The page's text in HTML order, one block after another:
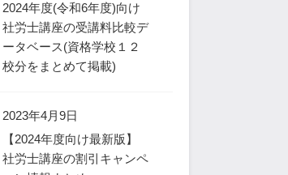
2024年度(令和6年度)向け
社労士講座の受講料比較デ
ータベース(資格学校１２
校分をまとめて掲載)
2023年4月9日
【2024年度向け最新版】
社労士講座の割引キャンペ